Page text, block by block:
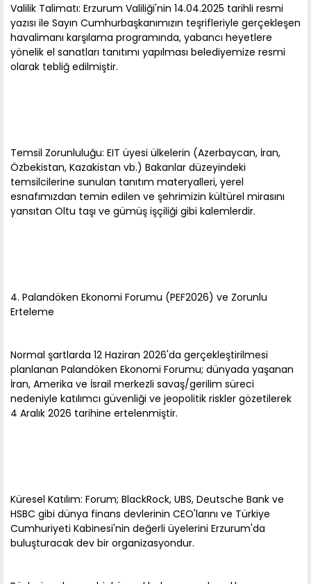
Valilik Talimatı: Erzurum Valiliği'nin 14.04.2025 tarihli resmi
yazısı ile Sayın Cumhurbaşkanımızın teşrifleriyle gerçekleşen
havalimanı karşılama programında, yabancı heyetlere
yönelik el sanatları tanıtımı yapılması belediyemize resmi
olarak tebliğ edilmiştir.
Temsil Zorunluluğu: EIT üyesi ülkelerin (Azerbaycan, İran,
Özbekistan, Kazakistan vb.) Bakanlar düzeyindeki
temsilcilerine sunulan tanıtım materyalleri, yerel
esnafımızdan temin edilen ve şehrimizin kültürel mirasını
yansıtan Oltu taşı ve gümüş işçiliği gibi kalemlerdir.
4. Palandöken Ekonomi Forumu (PEF2026) ve Zorunlu
Erteleme
Normal şartlarda 12 Haziran 2026'da gerçekleştirilmesi
planlanan Palandöken Ekonomi Forumu; dünyada yaşanan
İran, Amerika ve İsrail merkezli savaş/gerilim süreci
nedeniyle katılımcı güvenliği ve jeopolitik riskler gözetilerek
4 Aralık 2026 tarihine ertelenmiştir.
Küresel Katılım: Forum; BlackRock, UBS, Deutsche Bank ve
HSBC gibi dünya finans devlerinin CEO'larını ve Türkiye
Cumhuriyeti Kabinesi'nin değerli üyelerini Erzurum'da
buluşturacak dev bir organizasyondur.